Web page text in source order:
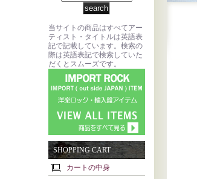
当サイトの商品はすべてアー
ティスト・タイトルは英語表
記で記載しています。検索の
際は英語表記で検索していた
だくとスムーズです。
SHOPPING CART
カートの中身